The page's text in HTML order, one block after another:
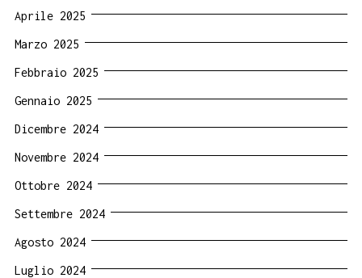
Aprile 2025
Marzo 2025
Febbraio 2025
Gennaio 2025
Dicembre 2024
Novembre 2024
Ottobre 2024
Settembre 2024
Agosto 2024
Luglio 2024